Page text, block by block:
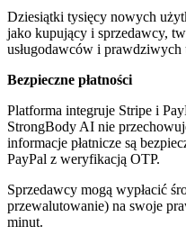
Dziesiątki tysięcy nowych
jako kupujący i sprzedawcy,
usługodawców i
Bezpieczne płatności
Platforma integruje Stripe i
StrongBody AI nie
informacje płatnicze są
PayPal z weryfikacją OTP.
Sprzedawcy mogą wypłacić
przewalutowanie) na swoje
minut.